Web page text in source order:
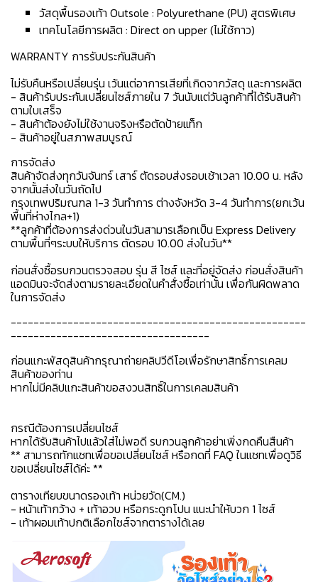
วัสดุพื้นรองเท้า Outsole : Polyurethane (PU) สูตรพิเศษ
เทคโนโลยีการผลิต : Direct on upper (ไม่ใช้กาว)
WARRANTY การรับประกันสินค้า
ไม่รับคืนหรือเปลี่ยนรุ่น เว้นแต่อาการเสียที่เกิดจากวัสดุ และการผลิต
- สินค้ารับประกันเปลี่ยนไซส์ภายใน 7 วันนับแต่วันลูกค้าที่ได้รับสินค้า
ตามใบเสร็จ
- สินค้าต้องยังไม่ใช้งานจริงหรือตัดป้ายแท็ก
- สินค้าอยู่ในสภาพสมบูรณ์
การจัดส่ง
สินค้าจัดส่งทุกวันจันทร์ เสาร์ ตัดรอบส่งรอบเช้าเวลา 10.00 น. หลัง
จากนั้นส่งในวันถัดไป
กรุงเทพปริมณฑล 1-3 วันทำการ ต่างจังหวัด 3-4 วันทำการ(ยกเว้น
พื้นที่ห่างไกล+1)
**ลูกค้าที่ต้องการส่งด่วนในวันสามารเลือกเป็น Express Delivery
ตามพื้นที่ๆระบบให้บริการ ตัดรอบ 10.00 ส่งในวัน**
ก่อนสั่งซื้อรบกวนตรวจสอบ รุ่น สี ไซส์ และที่อยู่จัดส่ง ก่อนสั่งสินค้า
แอดมินจะจัดส่งตามรายละเอียดในคำสั่งซื้อเท่านั้น เพื่อกันผิดพลาด
ในการจัดส่ง
----------------------------------------------------
-----------------------------------
ก่อนแกะพัสดุสินค้ากรุณาถ่ายคลิปวีดีโอเพื่อรักษาสิทธิ์การเคลม
สินค้าของท่าน
หากไม่มีคลิปแกะสินค้าขอสงวนสิทธิ์ในการเคลมสินค้า
กรณีต้องการเปลี่ยนไซส์
หากได้รับสินค้าไปแล้วใส่ไม่พอดี รบกวนลูกค้าอย่าเพิ่งกดคืนสืนค้า
** สามารถทักแชทเพื่อขอเปลี่ยนไซส์ หรือกดที่ FAQ ในแชทเพื่อดูวิธี
ขอเปลี่ยนไซส์ได้ค่ะ **
ตารางเทียบขนาดรองเท้า หน่วยวัด(CM.)
- หน้าเท้ากว้าง + เท้าอวบ หรือกระดูกโปน แนะนำให้บวก 1 ไซส์
- เท้าผอมเท้าปกติเลือกไซส์จากตารางได้เลย